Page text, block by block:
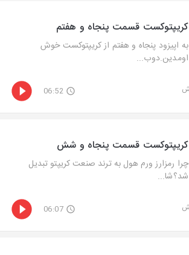
کریپتوکست قسمت پنجاه و هفتم
به اپیزود پنجاه و هفتم از کریپتوکست خوش
اومدین.دوب...
06:52
کریپتوکست قسمت پنجاه و شش
چرا رمزارز ورم هول به ترند صنعت کریپتو تبدیل
شد؟شا...
06:07